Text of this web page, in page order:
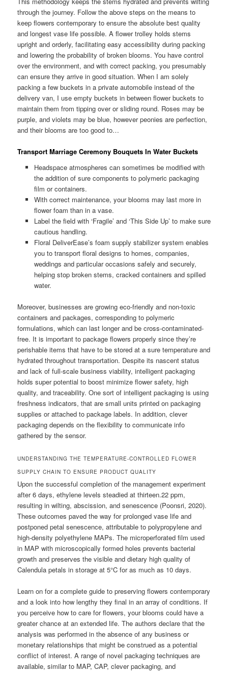
through the journey. Follow the above steps on the means to
keep flowers contemporary to ensure the absolute best quality
and longest vase life possible. A flower trolley holds stems
upright and orderly, facilitating easy accessibility during packing
and lowering the probability of broken blooms. You have control
over the environment, and with correct packing, you presumably
can ensure they arrive in good situation. When I am solely
packing a few buckets in a private automobile instead of the
delivery van, I use empty buckets in between flower buckets to
maintain them from tipping over or sliding round. Roses may be
purple, and violets may be blue, however peonies are perfection,
and their blooms are too good to…
Transport Marriage Ceremony Bouquets In Water Buckets
Headspace atmospheres can sometimes be modified with
the addition of sure components to polymeric packaging
film or containers.
With correct maintenance, your blooms may last more in
flower foam than in a vase.
Label the field with ‘Fragile’ and ‘This Side Up’ to make sure
cautious handling.
Floral DeliverEase’s foam supply stabilizer system enables
you to transport floral designs to homes, companies,
weddings and particular occasions safely and securely,
helping stop broken stems, cracked containers and spilled
water.
Moreover, businesses are growing eco-friendly and non-toxic
containers and packages, corresponding to polymeric
formulations, which can last longer and be cross-contaminated-
free. It is important to package flowers properly since they’re
perishable items that have to be stored at a sure temperature and
hydrated throughout transportation. Despite its nascent status
and lack of full-scale business viability, intelligent packaging
holds super potential to boost minimize flower safety, high
quality, and traceability. One sort of intelligent packaging is using
freshness indicators, that are small units printed on packaging
supplies or attached to package labels. In addition, clever
packaging depends on the flexibility to communicate info
gathered by the sensor.
UNDERSTANDING THE TEMPERATURE-CONTROLLED FLOWER
SUPPLY CHAIN TO ENSURE PRODUCT QUALITY
Upon the successful completion of the management experiment
after 6 days, ethylene levels steadied at thirteen.22 ppm,
resulting in wilting, abscission, and senescence (Poonsri, 2020).
These outcomes paved the way for prolonged vase life and
postponed petal senescence, attributable to polypropylene and
high-density polyethylene MAPs. The microperforated film used
in MAP with microscopically formed holes prevents bacterial
growth and preserves the visible and dietary high quality of
Calendula petals in storage at 5°C for as much as 10 days.
Learn on for a complete guide to preserving flowers contemporary
and a look into how lengthy they final in an array of conditions. If
you perceive how to care for flowers, your blooms could have a
greater chance at an extended life. The authors declare that the
analysis was performed in the absence of any business or
monetary relationships that might be construed as a potential
conflict of interest. A range of novel packaging techniques are
available, similar to MAP, CAP, clever packaging, and